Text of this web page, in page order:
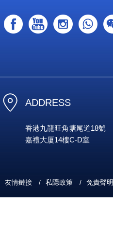
ADDRESS
香港九龍旺角塘尾道18號
嘉禮大厦14樓C-D室
友情鏈接 / 私隱政策 / 免責聲明